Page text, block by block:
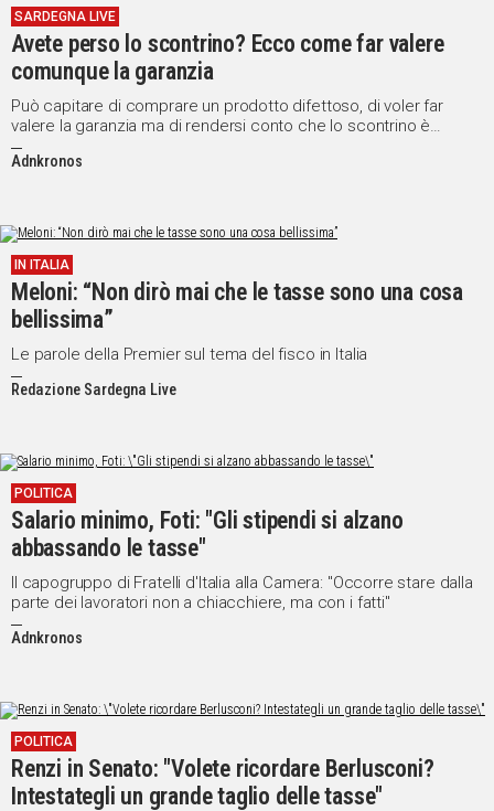
POLITICA
IN
ITALIA
NEL
MONDO
VIDEO
WHATSAPP
Social
SARDEGNA LIVE
Avete perso lo scontrino? Ecco come far valere
comunque la garanzia
Può capitare di comprare un prodotto difettoso, di voler far
valere la garanzia ma di rendersi conto che lo scontrino è
scolorito o andato perso. Come risolvere?
Adnkronos
IN ITALIA
Meloni: “Non dirò mai che le tasse sono una cosa
bellissima”
Le parole della Premier sul tema del fisco in Italia
Redazione Sardegna Live
POLITICA
Salario minimo, Foti: "Gli stipendi si alzano
abbassando le tasse"
Il capogruppo di Fratelli d'Italia alla Camera: "Occorre stare dalla
parte dei lavoratori non a chiacchiere, ma con i fatti"
Adnkronos
POLITICA
Renzi in Senato: "Volete ricordare Berlusconi?
Intestategli un grande taglio delle tasse"